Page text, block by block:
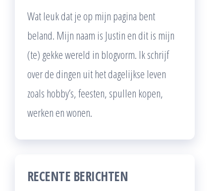
Wat leuk dat je op mijn pagina bent
beland. Mijn naam is Justin en dit is mijn
(te) gekke wereld in blogvorm. Ik schrijf
over de dingen uit het dagelijkse leven
zoals hobby’s, feesten, spullen kopen,
werken en wonen.
RECENTE BERICHTEN